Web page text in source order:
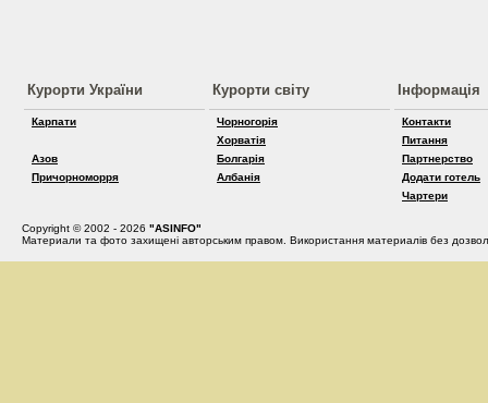
Курорти України
Карпати
Азов
Причорноморря
Курорти світу
Чорногорія
Хорватія
Болгарія
Албанія
Інформація
Контакти
Питання
Партнерство
Додати готель
Чартери
Copyright © 2002 - 2026 "ASINFO"
Материали та фото захищені авторським правом. Використання материалів без